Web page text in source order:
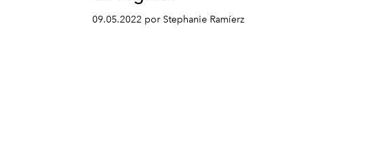
09.05.2022 por Stephanie Ramíerz